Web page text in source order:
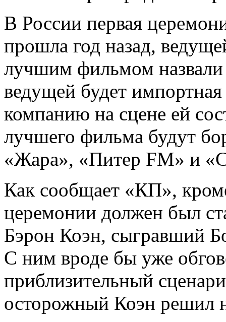
В России первая
прошла год назад,
лучшим фильмом
ведущей будет
компанию на сцене ей
лучшего фильма будут
«Жара», «Питер FM» и
Как сообщает «КП»,
церемонии должен был
Бэрон Коэн, сыгравший
С ним вроде бы уже
приблизительный
осторожный Коэн решил